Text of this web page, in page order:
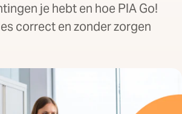
je hebt en hoe PIA Go!
correct en zonder zorgen